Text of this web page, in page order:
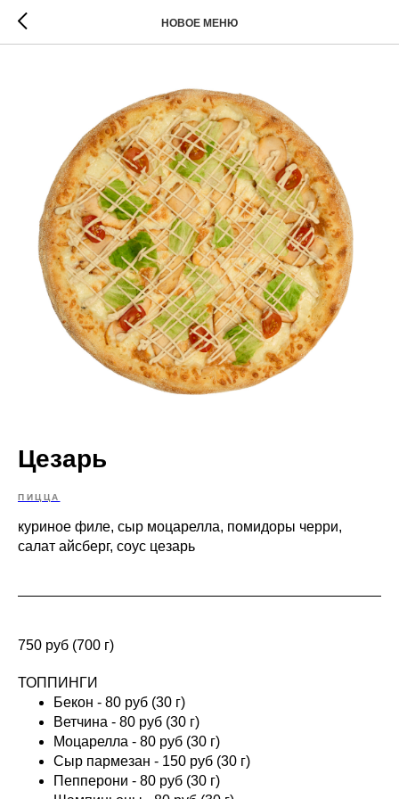
НОВОЕ МЕНЮ
Цезарь
ПИЦЦА
куриное филе, сыр моцарелла, помидоры черри,
салат айсберг, соус цезарь
750 руб (700 г)
ТОППИНГИ
Бекон - 80 руб (30 г)
Ветчина - 80 руб (30 г)
Моцарелла - 80 руб (30 г)
Сыр пармезан - 150 руб (30 г)
Пепперони - 80 руб (30 г)